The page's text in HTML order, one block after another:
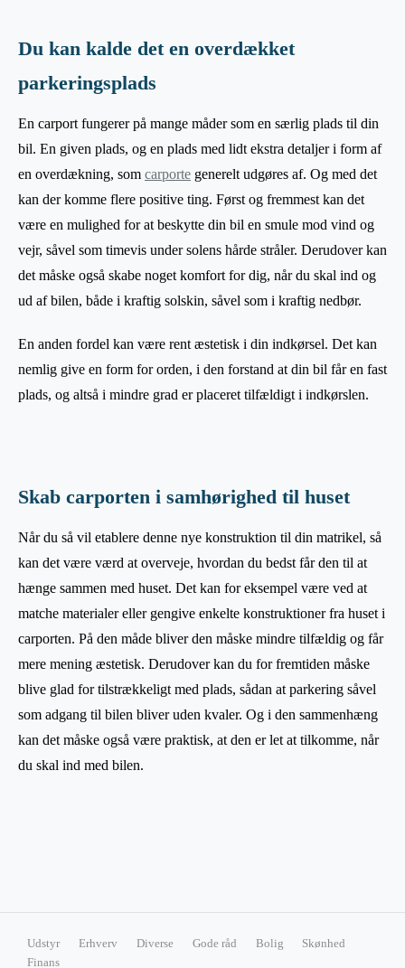
Du kan kalde det en overdækket
parkeringsplads
En carport fungerer på mange måder som en særlig plads til din
bil. En given plads, og en plads med lidt ekstra detaljer i form af
en overdækning, som carporte generelt udgøres af. Og med det
kan der komme flere positive ting. Først og fremmest kan det
være en mulighed for at beskytte din bil en smule mod vind og
vejr, såvel som timevis under solens hårde stråler. Derudover kan
det måske også skabe noget komfort for dig, når du skal ind og
ud af bilen, både i kraftig solskin, såvel som i kraftig nedbør.
En anden fordel kan være rent æstetisk i din indkørsel. Det kan
nemlig give en form for orden, i den forstand at din bil får en fast
plads, og altså i mindre grad er placeret tilfældigt i indkørslen.
Skab carporten i samhørighed til huset
Når du så vil etablere denne nye konstruktion til din matrikel, så
kan det være værd at overveje, hvordan du bedst får den til at
hænge sammen med huset. Det kan for eksempel være ved at
matche materialer eller gengive enkelte konstruktioner fra huset i
carporten. På den måde bliver den måske mindre tilfældig og får
mere mening æstetisk. Derudover kan du for fremtiden måske
blive glad for tilstrækkeligt med plads, sådan at parkering såvel
som adgang til bilen bliver uden kvaler. Og i den sammenhæng
kan det måske også være praktisk, at den er let at tilkomme, når
du skal ind med bilen.
Udstyr Erhverv Diverse Gode råd Bolig
Skønhed
Finans